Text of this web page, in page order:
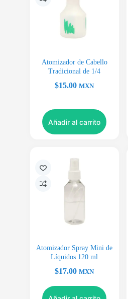
Atomizador de Cabello
Tradicional de 1/4
$15.00 MXN
Añadir al carrito
Atomizador Spray Mini de
Líquidos 120 ml
$17.00 MXN